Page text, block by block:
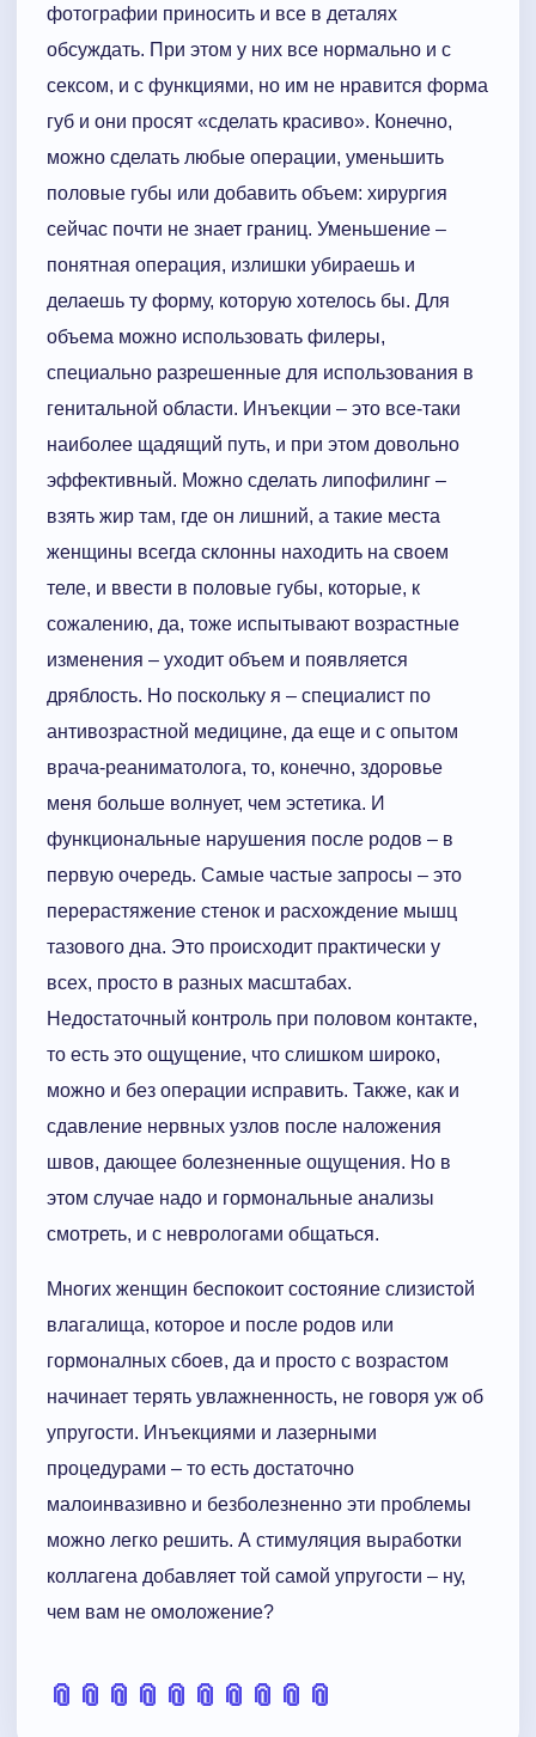
фотографии приносить и все в деталях
обсуждать. При этом у них все нормально и с
сексом, и с функциями, но им не нравится форма
губ и они просят «сделать красиво». Конечно,
можно сделать любые операции, уменьшить
половые губы или добавить объем: хирургия
сейчас почти не знает границ. Уменьшение –
понятная операция, излишки убираешь и
делаешь ту форму, которую хотелось бы. Для
объема можно использовать филеры,
специально разрешенные для использования в
генитальной области. Инъекции – это все-таки
наиболее щадящий путь, и при этом довольно
эффективный. Можно сделать липофилинг –
взять жир там, где он лишний, а такие места
женщины всегда склонны находить на своем
теле, и ввести в половые губы, которые, к
сожалению, да, тоже испытывают возрастные
изменения – уходит объем и появляется
дряблость. Но поскольку я – специалист по
антивозрастной медицине, да еще и с опытом
врача-реаниматолога, то, конечно, здоровье
меня больше волнует, чем эстетика. И
функциональные нарушения после родов – в
первую очередь. Самые частые запросы – это
перерастяжение стенок и расхождение мышц
тазового дна. Это происходит практически у
всех, просто в разных масштабах.
Недостаточный контроль при половом контакте,
то есть это ощущение, что слишком широко,
можно и без операции исправить. Также, как и
сдавление нервных узлов после наложения
швов, дающее болезненные ощущения. Но в
этом случае надо и гормональные анализы
смотреть, и с неврологами общаться.
Многих женщин беспокоит состояние слизистой
влагалища, которое и после родов или
гормоналных сбоев, да и просто с возрастом
начинает терять увлажненность, не говоря уж об
упругости. Инъекциями и лазерными
процедурами – то есть достаточно
малоинвазивно и безболезненно эти проблемы
можно легко решить. А стимуляция выработки
коллагена добавляет той самой упругости – ну,
чем вам не омоложение?
📎 📎 📎 📎 📎 📎 📎 📎 📎 📎